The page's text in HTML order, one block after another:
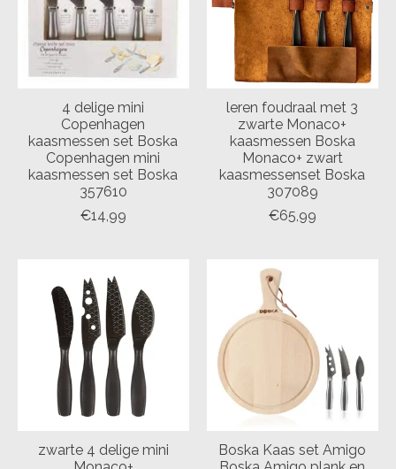
4 delige mini
Copenhagen
kaasmessen set Boska
Copenhagen mini
kaasmessen set Boska
357610
€14,99
leren foudraal met 3
zwarte Monaco+
kaasmessen Boska
Monaco+ zwart
kaasmessenset Boska
307089
€65,99
zwarte 4 delige mini
Boska Kaas set Amigo